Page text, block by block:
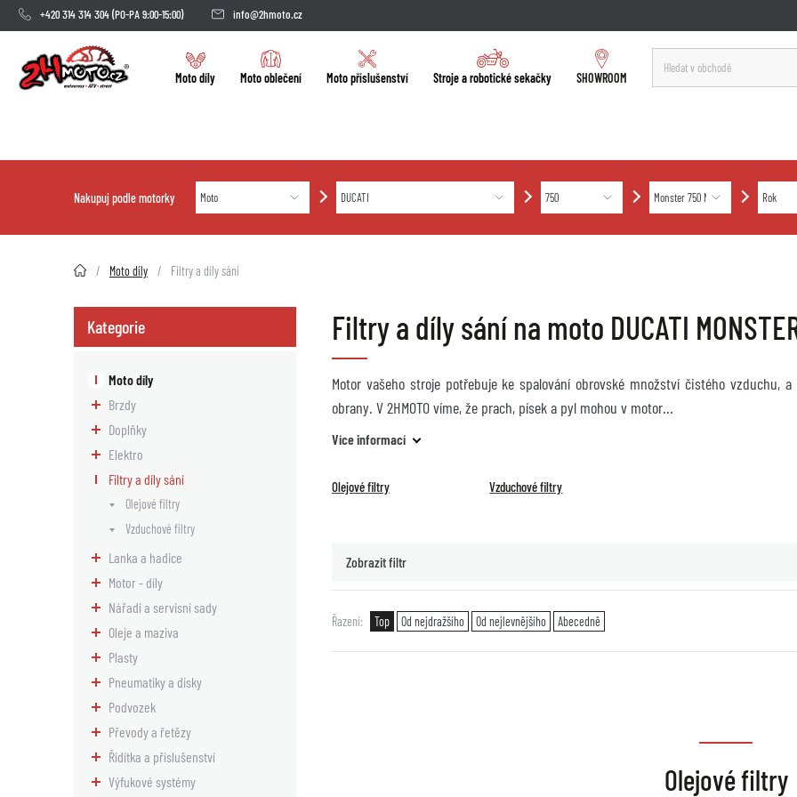
+420 314 314 304(PO-PA 9:00-15:00) info@2hmoto.cz
Moto díly Moto oblečení Moto příslušenství Stroje a robotické sekačky SHOWROOM
Nakupuj podle motorky
2HMOTO.cz Moto díly Filtry a díly sání
Kategorie
Moto díly
Brzdy
Doplňky
Elektro
Filtry a díly sání
Olejové filtry
Vzduchové filtry
Lanka a hadice
Motor - díly
Nářadí a servisní sady
Oleje a maziva
Plasty
Pneumatiky a disky
Podvozek
Převody a řetězy
Řídítka a příslušenství
Výfukové systémy
Filtry a díly sání na moto DUCATI
Motor vašeho stroje potřebuje ke spalování obrovské množství čistého vzduchu,
obrany. V 2HMOTO víme, že prach, písek a pyl mohou v motor
Více informací
Olejové filtry Vzduchové filtry
Zobrazit filtr
Řazení Top Od nejdražšího Od nejlevnějšího Abecedně
Olejové filtry